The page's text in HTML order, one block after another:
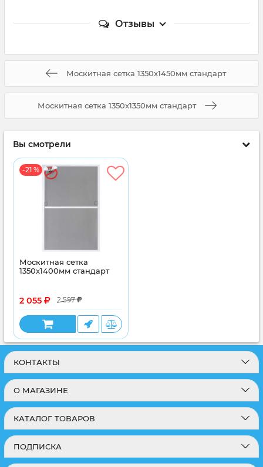
Отзывы
Москитная сетка 1350x1450мм стандарт
Москитная сетка 1350x1350мм стандарт
Вы смотрели
-21 %
Москитная сетка
1350x1400мм стандарт
2 055 2 597
КОНТАКТЫ
О МАГАЗИНЕ
КАТАЛОГ ТОВАРОВ
ПОДПИСКА